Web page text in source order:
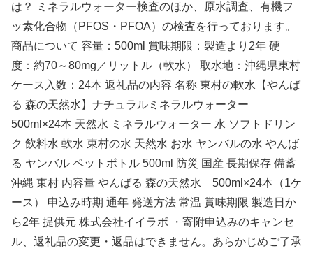
は？ ミネラルウォーター検査のほか、原水調査、有機フ
ッ素化合物（PFOS・PFOA）の検査を行っております。
商品について 容量：500ml 賞味期限：製造より2年 硬
度：約70～80mg／リットル（軟水） 取水地：沖縄県東村
ケース入数：24本 返礼品の内容 名称 東村の軟水【やんば
る 森の天然水】ナチュラルミネラルウォーター
500ml×24本 天然水 ミネラルウォーター 水 ソフトドリン
ク 飲料水 軟水 東村の水 天然水 お水 ヤンバルの水 やんば
る ヤンバル ペットボトル 500ml 防災 国産 長期保存 備蓄
沖縄 東村 内容量 やんばる 森の天然水 500ml×24本（1ケ
ース） 申込み時期 通年 発送方法 常温 賞味期限 製造日か
ら2年 提供元 株式会社イイラボ ・寄附申込みのキャンセ
ル、返礼品の変更・返品はできません。あらかじめご了承